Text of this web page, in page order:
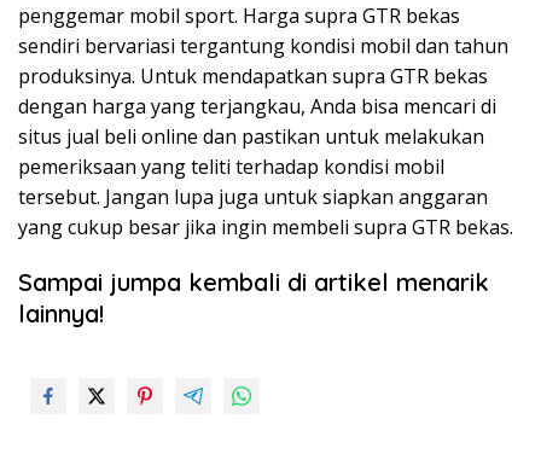
penggemar mobil sport. Harga supra GTR bekas
sendiri bervariasi tergantung kondisi mobil dan tahun
produksinya. Untuk mendapatkan supra GTR bekas
dengan harga yang terjangkau, Anda bisa mencari di
situs jual beli online dan pastikan untuk melakukan
pemeriksaan yang teliti terhadap kondisi mobil
tersebut. Jangan lupa juga untuk siapkan anggaran
yang cukup besar jika ingin membeli supra GTR bekas.
Sampai jumpa kembali di artikel menarik
lainnya!